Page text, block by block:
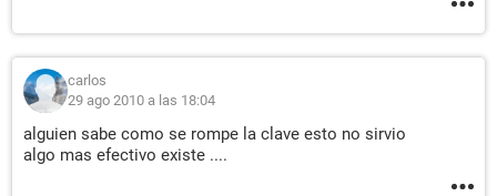
carlos
29 ago 2010 a las 18:04
alguien sabe como se rompe la clave esto no sirvio
algo mas efectivo existe ....